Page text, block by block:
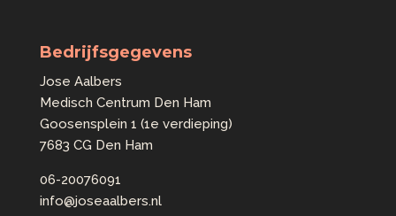
Bedrijfsgegevens
Jose Aalbers
Medisch Centrum Den Ham
Goosensplein 1 (1e verdieping)
7683 CG Den Ham
06-20076091
info@joseaalbers.nl